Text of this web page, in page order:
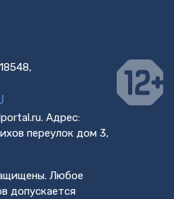
Адрес:
переулок дом 3,
Любое
допускается